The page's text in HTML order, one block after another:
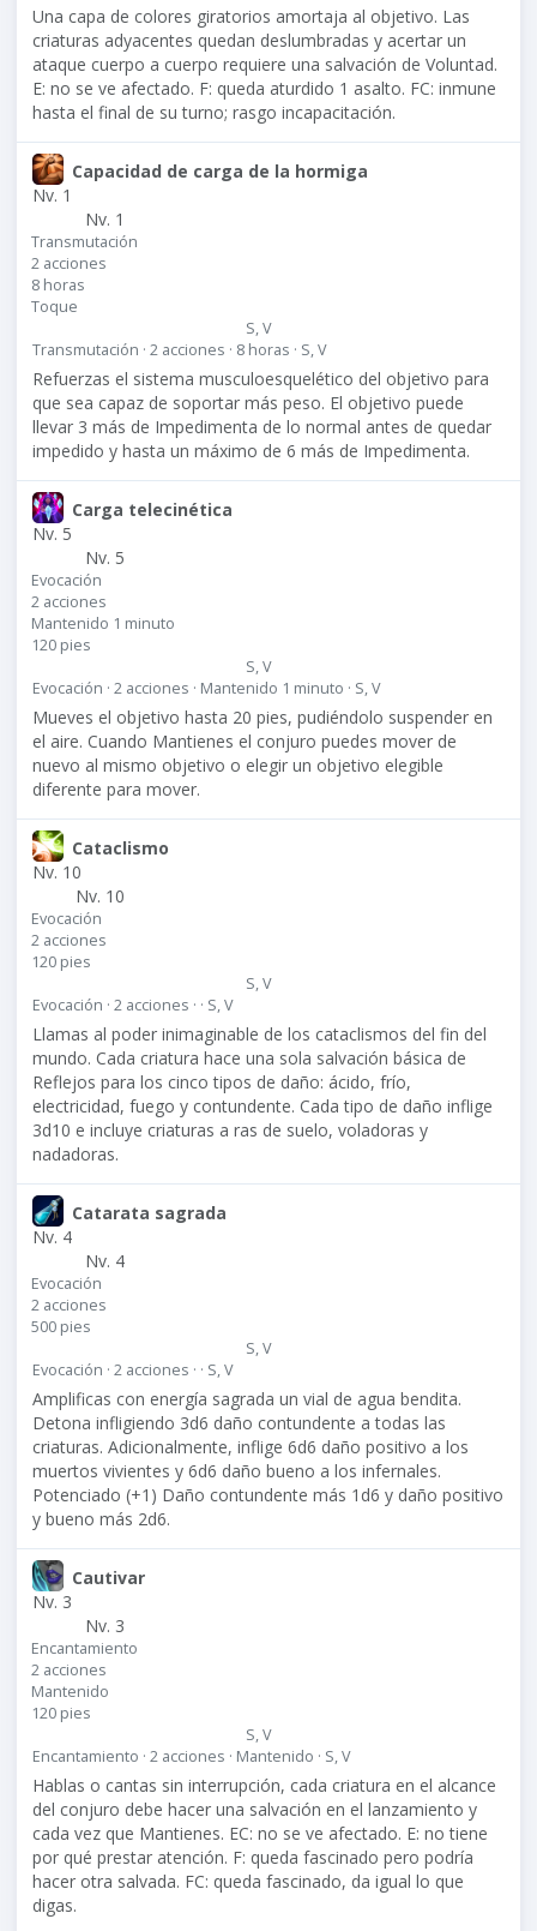
Una capa de colores giratorios amortaja al objetivo. Las
criaturas adyacentes quedan deslumbradas y acertar un
ataque cuerpo a cuerpo requiere una salvación de Voluntad.
E: no se ve afectado. F: queda aturdido 1 asalto. FC: inmune
hasta el final de su turno; rasgo incapacitación.
Capacidad de carga de la hormiga
Nv. 1
Nv. 1
Transmutación
2 acciones
8 horas
Toque
S, V
Transmutación · 2 acciones · 8 horas · S, V
Refuerzas el sistema musculoesquelético del objetivo para
que sea capaz de soportar más peso. El objetivo puede
llevar 3 más de Impedimenta de lo normal antes de quedar
impedido y hasta un máximo de 6 más de Impedimenta.
Carga telecinética
Nv. 5
Nv. 5
Evocación
2 acciones
Mantenido 1 minuto
120 pies
S, V
Evocación · 2 acciones · Mantenido 1 minuto · S, V
Mueves el objetivo hasta 20 pies, pudiéndolo suspender en
el aire. Cuando Mantienes el conjuro puedes mover de
nuevo al mismo objetivo o elegir un objetivo elegible
diferente para mover.
Cataclismo
Nv. 10
Nv. 10
Evocación
2 acciones
120 pies
S, V
Evocación · 2 acciones · · S, V
Llamas al poder inimaginable de los cataclismos del fin del
mundo. Cada criatura hace una sola salvación básica de
Reflejos para los cinco tipos de daño: ácido, frío,
electricidad, fuego y contundente. Cada tipo de daño inflige
3d10 e incluye criaturas a ras de suelo, voladoras y
nadadoras.
Catarata sagrada
Nv. 4
Nv. 4
Evocación
2 acciones
500 pies
S, V
Evocación · 2 acciones · · S, V
Amplificas con energía sagrada un vial de agua bendita.
Detona infligiendo 3d6 daño contundente a todas las
criaturas. Adicionalmente, inflige 6d6 daño positivo a los
muertos vivientes y 6d6 daño bueno a los infernales.
Potenciado (+1) Daño contundente más 1d6 y daño positivo
y bueno más 2d6.
Cautivar
Nv. 3
Nv. 3
Encantamiento
2 acciones
Mantenido
120 pies
S, V
Encantamiento · 2 acciones · Mantenido · S, V
Hablas o cantas sin interrupción, cada criatura en el alcance
del conjuro debe hacer una salvación en el lanzamiento y
cada vez que Mantienes. EC: no se ve afectado. E: no tiene
por qué prestar atención. F: queda fascinado pero podría
hacer otra salvada. FC: queda fascinado, da igual lo que
digas.